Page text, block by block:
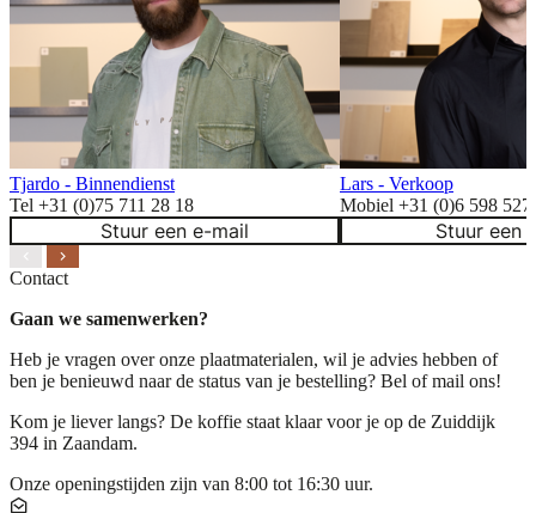
Tjardo - Binnendienst
Tel +31 (0)75 711 28 18
Stuur een e-mail
Lars - Verkoop
Mobiel +31 (0)6 598 527
Stuur een
Contact
Gaan we samenwerken?
Heb je vragen over onze plaatmaterialen, wil je advies hebben of
ben je benieuwd naar de status van je bestelling? Bel of mail ons!
Kom je liever langs? De koffie staat klaar voor je op de Zuiddijk
394 in Zaandam.
Onze openingstijden zijn van 8:00 tot 16:30 uur.